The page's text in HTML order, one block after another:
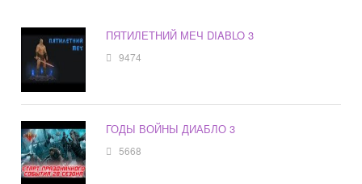
ПЯТИЛЕТНИЙ МЕЧ DIABLO 3
9474
ГОДЫ ВОЙНЫ ДИАБЛО 3
5668